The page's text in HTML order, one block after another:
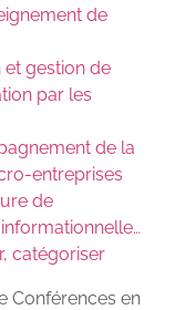
de
et gestion de
par les
de la
entreprises
de
catégoriser
Conférences en